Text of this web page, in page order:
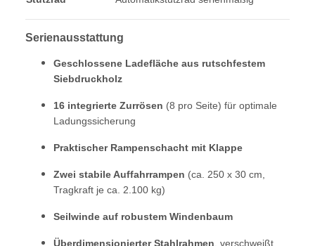
Serienausstattung
Geschlossene Ladefläche aus rutschfestem
Siebdruckholz
16 integrierte Zurrösen (8 pro Seite) für optimale
Ladungssicherung
Praktischer Rampenschacht mit Klappe
Zwei stabile Auffahrrampen (ca. 250 x 30 cm,
Tragkraft je ca. 2.100 kg)
Seilwinde auf robustem Windenbaum
Überdimensionierter Stahlrahmen , verschweißt